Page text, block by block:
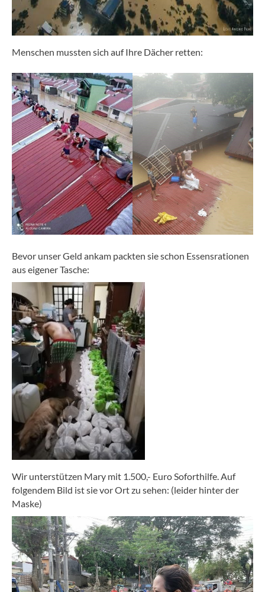
Menschen mussten sich auf Ihre Dächer retten:
Bevor unser Geld ankam packten sie schon Essensrationen
aus eigener Tasche:
Wir unterstützen Mary mit 1.500,- Euro Soforthilfe. Auf
folgendem Bild ist sie vor Ort zu sehen: (leider hinter der
Maske)